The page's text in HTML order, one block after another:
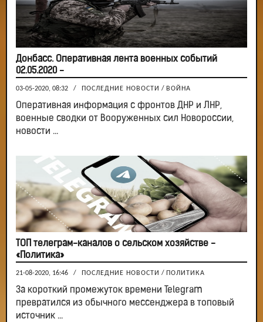
Донбасс. Оперативная лента военных событий
02.05.2020 -
03-05-2020, 08:32 / ПОСЛЕДНИЕ НОВОСТИ / ВОЙНА
Оперативная информация с фронтов ДНР и ЛНР,
военные сводки от Вооруженных сил Новороссии,
новости ...
ТОП телеграм-каналов о сельском хозяйстве -
«Политика»
21-08-2020, 16:46 / ПОСЛЕДНИЕ НОВОСТИ / ПОЛИТИКА
За короткий промежуток времени Telegram
превратился из обычного мессенджера в топовый
источник ...